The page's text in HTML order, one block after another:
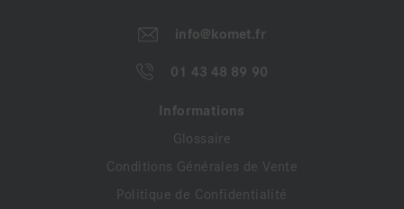
info@komet.fr
01 43 48 89 90
Informations
Glossaire
Conditions Générales de Vente
Politique de Confidentialité